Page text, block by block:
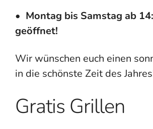
• Montag bis Samstag ab
geöffnet!
Wir wünschen euch einen
in die schönste Zeit des
Gratis Grillen